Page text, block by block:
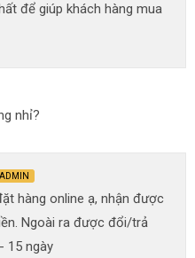
để giúp khách hàng mua
nhỉ?
ADMIN
hàng online ạ, nhận được
Ngoài ra được đổi/trả
15 ngày